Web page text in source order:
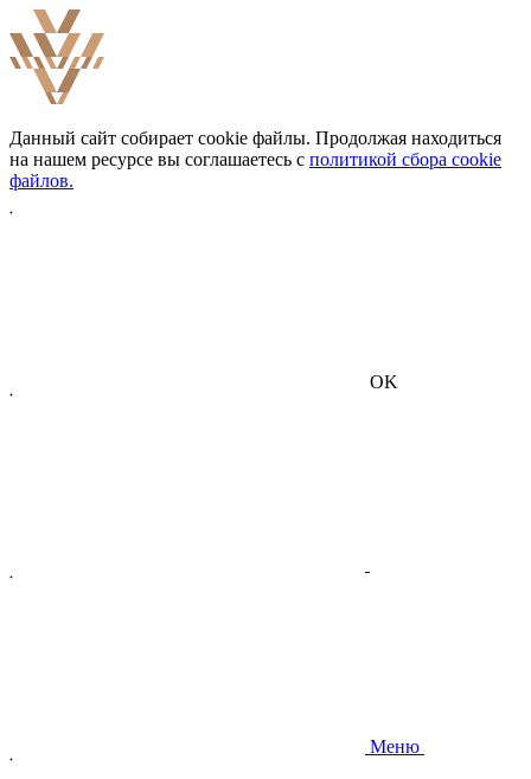
Данный сайт собирает cookie файлы. Продолжая находиться
на нашем ресурсе вы соглашаетесь с политикой сбора cookie
файлов.
OK
Меню